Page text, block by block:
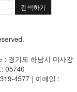
검색하기
: 경기도 하남시 미사강
05740
4577 | 이메일 :